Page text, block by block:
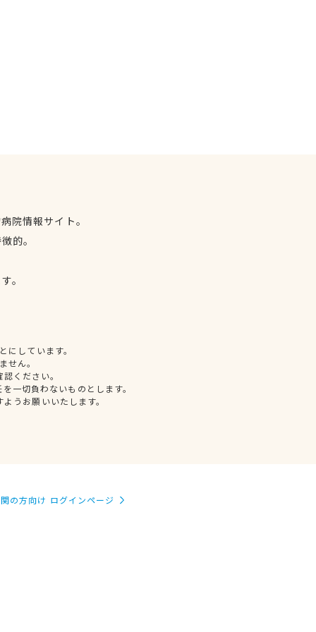
院情報サイト。
的。
。
しています。
せん。
ください。
一切負わないものとします。
うお願いいたします。
の方向け ログインページ